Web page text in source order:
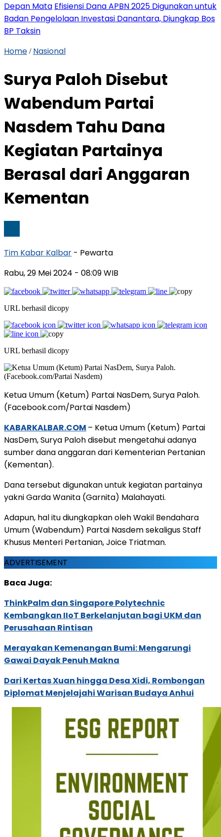
Depan Mata Efisiensi Dana APBN 2025 Digunakan untuk
Badan Pengelolaan Investasi Danantara, Diungkap Bos
BP Taksin
Home / Nasional
Surya Paloh Disebut
Wabendum Partai
Nasdem Tahu Dana
Kegiatan Partainya
Berasal dari Anggaran
Kementan
Tim Kabar Kalbar - Pewarta
Rabu, 29 Mei 2024 - 08:09 WIB
URL berhasil dicopy
URL berhasil dicopy
Ketua Umum (Ketum) Partai NasDem, Surya Paloh.
(Facebook.com/Partai Nasdem)
KABARKALBAR.COM – Ketua Umum (Ketum) Partai
NasDem, Surya Paloh disebut mengetahui adanya
sumber dana anggaran dari Kementerian Pertanian
(Kementan).
Dana tersebut digunakan untuk kegiatan partainya
yakni Garda Wanita (Garnita) Malahayati.
Adapun, hal itu diungkapkan oleh Wakil Bendahara
Umum (Wabendum) Partai Nasdem sekaligus Staff
Khusus Menteri Pertanian, Joice Triatman.
ADVERTISEMENT
Baca Juga:
ThinkPalm dan Singapore Polytechnic
Kembangkan IIoT Berkelanjutan bagi UKM dan
Perusahaan Rintisan
Merayakan Kemenangan Bumi: Mengarungi
Gawai Dayak Penuh Makna
Dari Kertas Xuan hingga Desa Xidi, Rombongan
Diplomat Menjelajahi Warisan Budaya Anhui